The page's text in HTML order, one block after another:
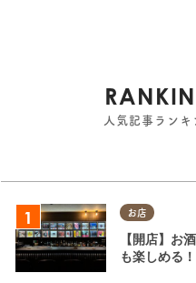
人気記事ランキ
お店
【開店】お
も楽しめる
OOMY（ブ